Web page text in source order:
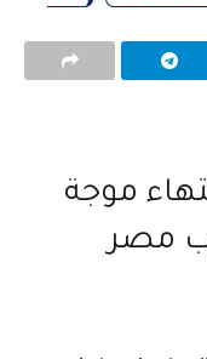
موجة
مصر